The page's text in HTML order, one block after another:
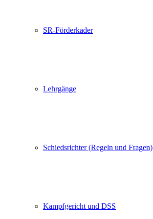
SR-Förderkader
Lehrgänge
Schiedsrichter (Regeln und Fragen)
Kampfgericht und DSS